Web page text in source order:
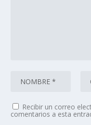
Recibir un correo
comentarios a esta